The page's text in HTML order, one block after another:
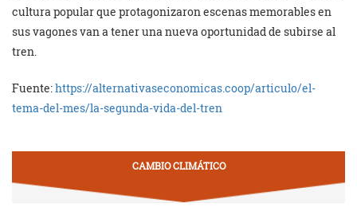
cultura popular que protagonizaron escenas memorables en
sus vagones van a tener una nueva oportunidad de subirse al
tren.
Fuente:https://alternativaseconomicas.coop/articulo/el-
tema-del-mes/la-segunda-vida-del-tren
CAMBIO CLIMÁTICO